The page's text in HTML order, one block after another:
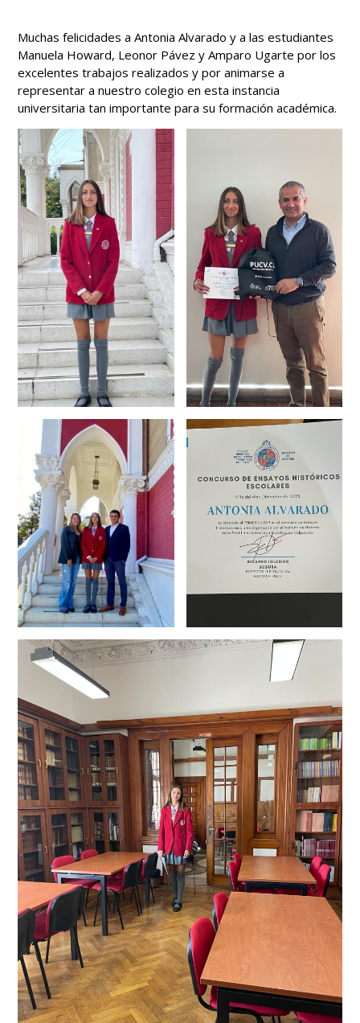
Muchas felicidades a Antonia Alvarado y a las estudiantes
Manuela Howard, Leonor Pávez y Amparo Ugarte por los
excelentes trabajos realizados y por animarse a
representar a nuestro colegio en esta instancia
universitaria tan importante para su formación académica.